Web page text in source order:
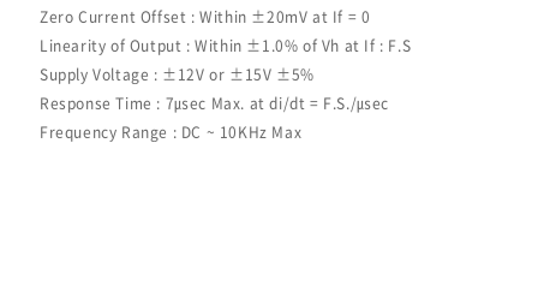
Zero Current Offset : Within ±20mV at If = 0
Linearity of Output : Within ±1.0% of Vh at If : F.S
Supply Voltage : ±12V or ±15V ±5%
Response Time : 7㎲ec Max. at di/dt = F.S./㎲ec
Frequency Range : DC ~ 10KHz Max